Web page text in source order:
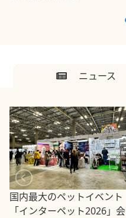
ニュース
国内最大のペットイベント
「インターペット2026」会